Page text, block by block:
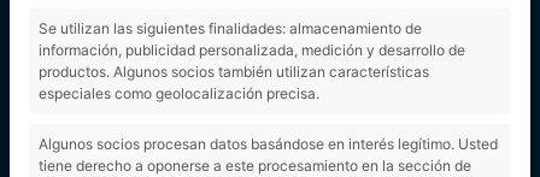
Se utilizan las siguientes finalidades: almacenamiento de
información, publicidad personalizada, medición y desarrollo de
productos. Algunos socios también utilizan características
especiales como geolocalización precisa.
Algunos socios procesan datos basándose en interés legítimo. Usted
tiene derecho a oponerse a este procesamiento en la sección de